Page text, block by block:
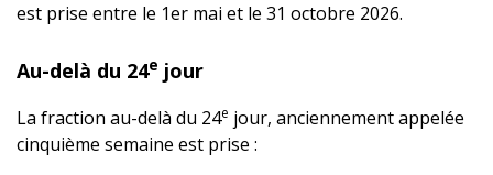
est prise entre le 1er mai et le 31 octobre 2026.
Au-delà du 24e jour
La fraction au-delà du 24e jour, anciennement appelée
cinquième semaine est prise :